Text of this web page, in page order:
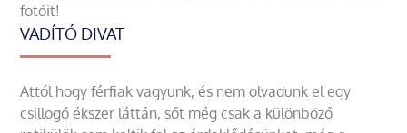
fotóit!
VADÍTÓ DIVAT
Attól hogy férfiak vagyunk, és nem olvadunk el egy
csillogó ékszer láttán, sőt még csak a különböző